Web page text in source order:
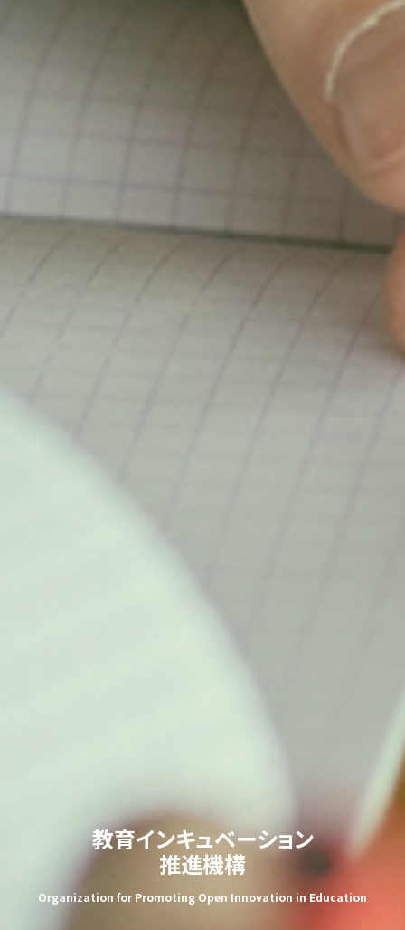
教育インキュベーション
推進機構
Organization for Promoting Open Innovation in Education